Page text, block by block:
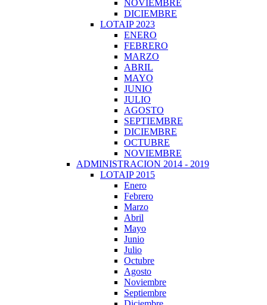
NOVIEMBRE
DICIEMBRE
LOTAIP 2023
ENERO
FEBRERO
MARZO
ABRIL
MAYO
JUNIO
JULIO
AGOSTO
SEPTIEMBRE
DICIEMBRE
OCTUBRE
NOVIEMBRE
ADMINISTRACION 2014 - 2019
LOTAIP 2015
Enero
Febrero
Marzo
Abril
Mayo
Junio
Julio
Octubre
Agosto
Noviembre
Septiembre